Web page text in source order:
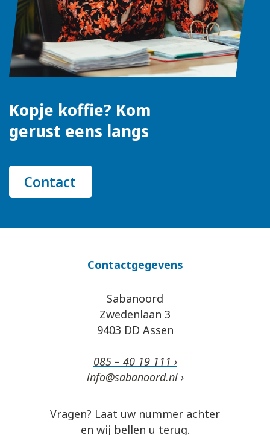
Kopje koffie? Kom
gerust eens langs
Contact
Contactgegevens
Sabanoord
Zwedenlaan 3
9403 DD Assen
085 – 40 19 111 ›
info@sabanoord.nl ›
Vragen? Laat uw nummer achter
en wij bellen u terug.